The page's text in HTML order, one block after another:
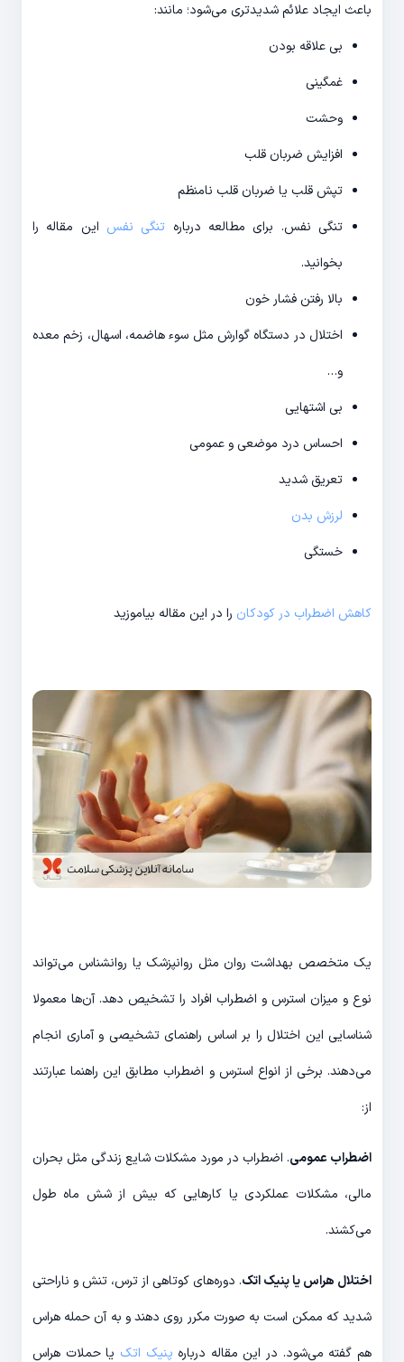
باعث ایجاد علائم شدیدتری می‌شود؛ مانند:
بی علاقه بودن
غمگینی
وحشت
افزایش ضربان قلب
تپش قلب یا ضربان قلب نامنظم
تنگی نفس. برای مطالعه درباره تنگی نفس این مقاله را
بخوانید.
بالا رفتن فشار خون
اختلال در دستگاه گوارش مثل سوء هاضمه، اسهال، زخم معده
و…
بی اشتهایی
احساس درد موضعی و عمومی
تعریق شدید
لرزش بدن
خستگی
کاهش اضطراب در کودکان را در این مقاله بیاموزید
یک متخصص بهداشت روان مثل روانپزشک یا روانشناس می‌تواند
نوع و میزان استرس و اضطراب افراد را تشخیص دهد. آن‌ها معمولا
شناسایی این اختلال را بر اساس راهنمای تشخیصی و آماری انجام
می‌دهند. برخی از انواع استرس و اضطراب مطابق این راهنما عبارتند
از:
اضطراب عمومی. اضطراب در مورد مشکلات شایع زندگی مثل بحران
مالی، مشکلات عملکردی یا کارهایی که بیش از شش ماه طول
می‌کشند.
اختلال هراس یا پنیک اتک. دوره‌های کوتاهی از ترس، تنش و ناراحتی
شدید که ممکن است به صورت مکرر روی دهند و به آن حمله هراس
هم گفته می‌شود. در این مقاله درباره پنیک اتک یا حملات هراس